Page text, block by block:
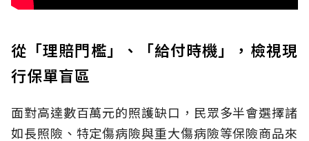
從「理賠門檻」、「給付時機」，檢視現
行保單盲區
面對高達數百萬元的照護缺口，民眾多半會選擇諸
如長照險、特定傷病險與重大傷病險等保險商品來